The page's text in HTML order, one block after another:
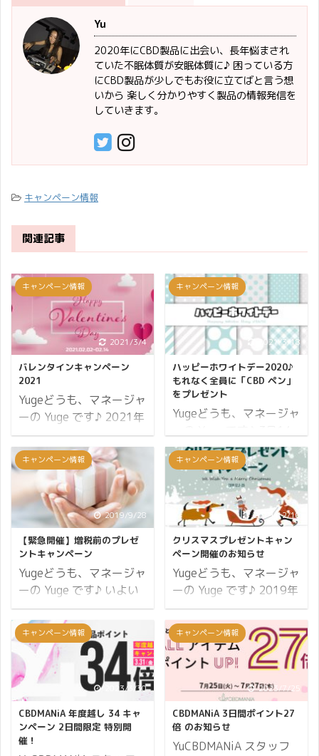
Yu
2020年にCBD製品に出会い、長年悩まされ
ていた不眠体質が安眠体質に♪ 困っている方
にCBD製品が少しでもお役に立てばと言う想
いから 楽しく分かりやすく製品の情報発信を
していきます。
キャンペーン情報
関連記事
キャンペーン情報
2021/3/4
バレンタインキャンペーン
2021
Yugeどうも、マネージャ
ーの Yuge です♪ 2021年
は早くも2月を迎えまし
た。 2月といえばやはり
バレンタインデーではな
いでしょうか？ 僕の認識
では小学生のころから身
近なイベントだったと記
憶しています。 当時は母
親からもらうチョコレー
トで大喜びしていたもの
です。 そこで
CBDMANiA ではバレンタ
インキャンペーン2021
と銘打ちまして、チョコ
レートとクッキーのプレ
ゼントをおこないます！
それでは詳細をご覧くだ
さい。 開催期間 13日間
開催 2021年2月2日(火)
から2月14日(日)23:59
キャンペーン情報
2021/3/18
ハッピーホワイトデー2020♪
もれなく全員に「CBD ペン」
をプレゼント
Yugeどうも、マネージャ
日はホワイトデー♪ 一般
的にバレンタインデーに
チョコレートなどをもら
った男性が、そのお返し
としてキャンディなどの
プレゼントを女性に贈る
日とされています。 そこ
で CBDMANiA では日頃
のご愛顧に感謝をいたし
まして、お客さま謝恩キ
ャンペーンを実施するこ
とにしました。 それでは
キャンペーンの詳細で
す。 ハッピーホワイトデ
ー2020の内容 プレゼン
ト商品は CBD ペン
NATUuR CBD PEN
CBD20% Oil with
キャンペーン情報
2019/9/28
【緊急開催】増税前のプレゼ
ントキャンペーン
Yugeどうも、マネージャ
ーの Yuge です♪ いよい
よ増税も目前に迫ってき
ました。 消費税を 10%
も払わなければならない
現実に頭がクラクラしま
すが、そうはいっても買
い物というのは生きる上
で切り離しにくいもので
すよね。 2% も増税され
ることでストレスを感じ
キャンペーン情報
2019/12/10
クリスマスプレゼントキャン
ペーン開催のお知らせ
Yugeどうも、マネージャ
ーの Yuge です♪ 2019年
も12月を迎えて冬本番と
なってまいりました。 東
京では妙に暖かい日があ
ったり冬らしく寒さが厳
しい日があったりと、寒
暖差で体調を崩しやすい
状況が続いています。 し
っかりと体調管理をしな
いとすぐに風邪をひいて
キャンペーン情報
2023/3/30
CBDMANiA 年度越し 34 キャ
ンペーン 2日間限定 特別開
催！
キャンペーン情報
2023/7/25
CBDMANiA 3日間ポイント27
倍 のお知らせ
YuCBDMANiA スタッフ